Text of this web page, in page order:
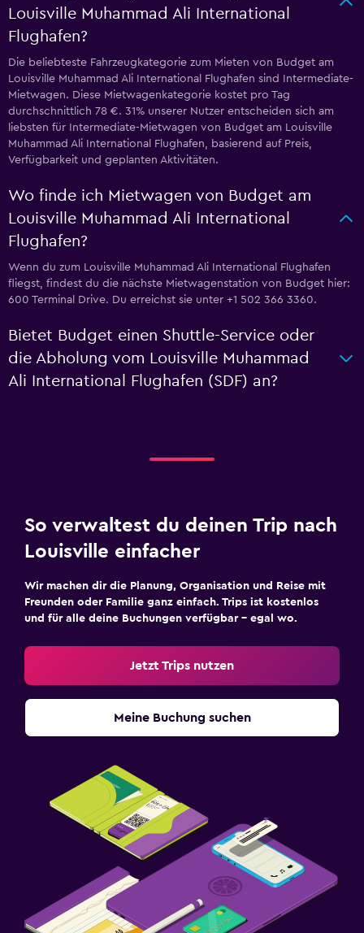
Louisville Muhammad Ali International
Flughafen?
Die beliebteste Fahrzeugkategorie zum Mieten von Budget am
Louisville Muhammad Ali International Flughafen sind Intermediate-
Mietwagen. Diese Mietwagenkategorie kostet pro Tag
durchschnittlich 78 €. 31% unserer Nutzer entscheiden sich am
liebsten für Intermediate-Mietwagen von Budget am Louisville
Muhammad Ali International Flughafen, basierend auf Preis,
Verfügbarkeit und geplanten Aktivitäten.
Wo finde ich Mietwagen von Budget am
Louisville Muhammad Ali International
Flughafen?
Wenn du zum Louisville Muhammad Ali International Flughafen
fliegst, findest du die nächste Mietwagenstation von Budget hier:
600 Terminal Drive. Du erreichst sie unter +1 502 366 3360.
Bietet Budget einen Shuttle-Service oder
die Abholung vom Louisville Muhammad
Ali International Flughafen (SDF) an?
So verwaltest du deinen Trip nach
Louisville einfacher
Wir machen dir die Planung, Organisation und Reise mit
Freunden oder Familie ganz einfach. Trips ist kostenlos
und für alle deine Buchungen verfügbar – egal wo.
Jetzt Trips nutzen
Meine Buchung suchen